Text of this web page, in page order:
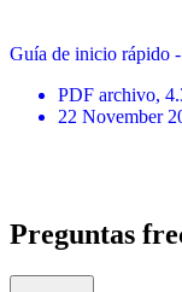
Guía de inicio rápido
PDF archivo,
22 November
Preguntas